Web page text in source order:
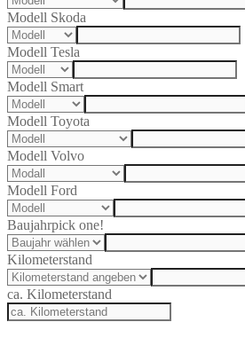
Modell Skoda
Modell Tesla
Modell Smart
Modell Toyota
Modell Volvo
Modell Ford
Baujahrpick one!
Kilometerstand
ca. Kilometerstand